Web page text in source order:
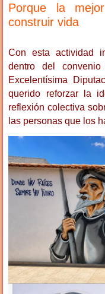
Porque la
construir vida
Con esta actividad
dentro del
Excelentísima
querido reforzar la
reflexión colectiva
las personas que los